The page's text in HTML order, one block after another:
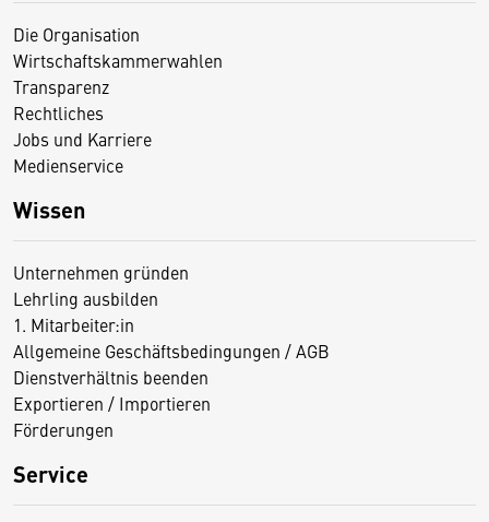
Die Organisation
Wirtschaftskammerwahlen
Transparenz
Rechtliches
Jobs und Karriere
Medienservice
Wissen
Unternehmen gründen
Lehrling ausbilden
1. Mitarbeiter:in
Allgemeine Geschäftsbedingungen / AGB
Dienstverhältnis beenden
Exportieren / Importieren
Förderungen
Service